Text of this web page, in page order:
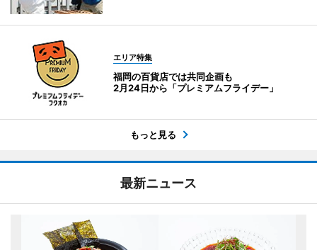
エリア特集
福岡の百貨店では共同企画も
2月24日から「プレミアムフライデー」
もっと見る
最新ニュース